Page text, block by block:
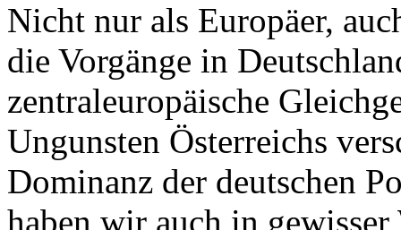
Nicht nur als Europäer,
die Vorgänge in
zentraleuropäische
Ungunsten Österreichs
Dominanz der deutschen
haben wir auch in